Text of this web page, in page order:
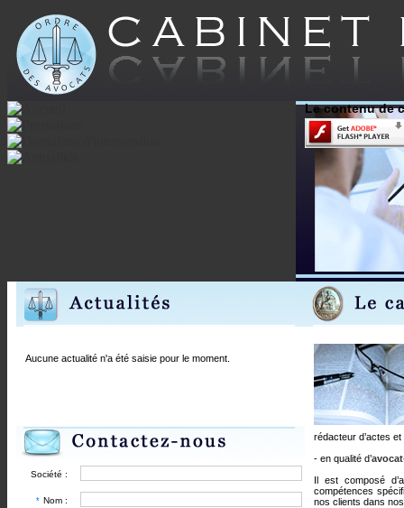
Le contenu de
Aucune actualité n'a été saisie pour le moment.
Société :
* Nom :
rédacteur d’actes
- en qualité d’
Il est composé
compétences
nos clients dans